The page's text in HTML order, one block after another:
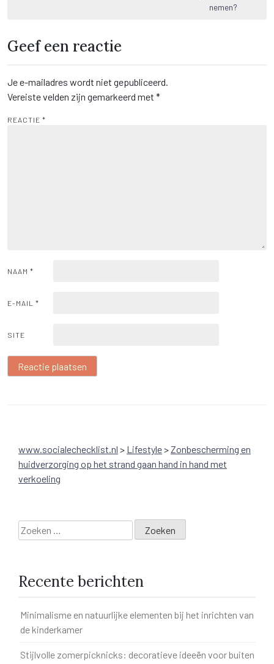
nemen?
Geef een reactie
Je e-mailadres wordt niet gepubliceerd.
Vereiste velden zijn gemarkeerd met *
REACTIE *
NAAM *
E-MAIL *
SITE
www.socialechecklist.nl > Lifestyle>Zonbescherming en
huidverzorging op het strand gaan hand in hand met
verkoeling
Zoeken
naar:
Recente berichten
Minimalisme en natuurlijke elementen bij het inrichten van
de kinderkamer
Stijlvolle zomerpicknicks: decoratieve ideeën voor buiten